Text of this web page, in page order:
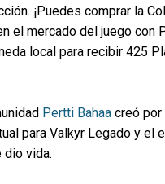
¡Puedes comprar la
el mercado del juego con
local para recibir 425
Pertti Bahaa creó por
para Valkyr Legado y el
dio vida.